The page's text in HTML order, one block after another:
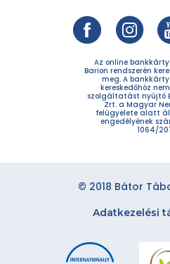
Az online
Barion rendszerén
meg. A
kereskedőhöz
szolgáltatást nyújtó
Zrt. a Magyar
felügyelete alatt
engedélyének
1064/
© 2018 Bátor
Adatkezelési